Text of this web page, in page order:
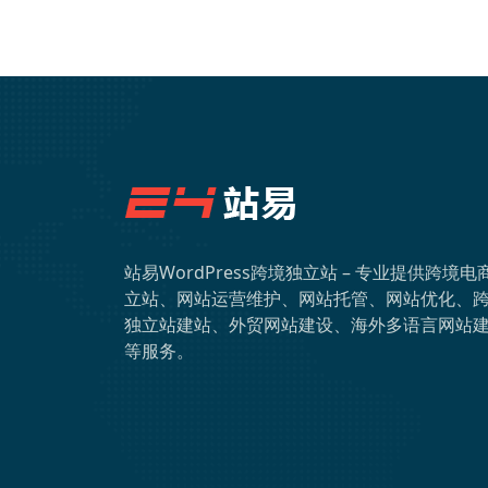
站易WordPress跨境独立站 – 专业提供跨境电
立站、网站运营维护、网站托管、网站优化、
独立站建站、外贸网站建设、海外多语言网站
等服务。